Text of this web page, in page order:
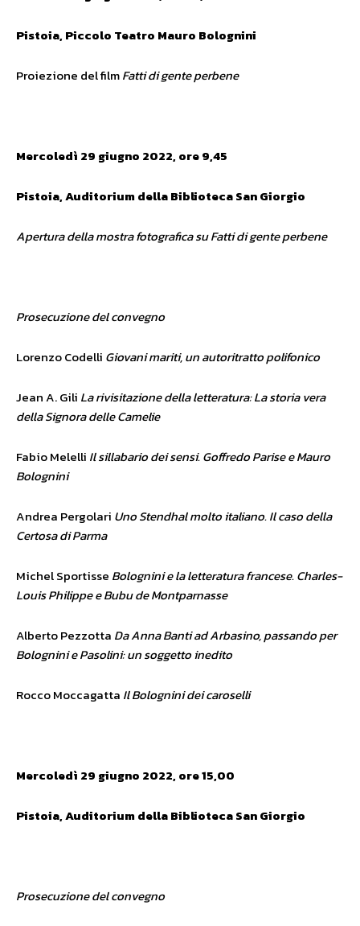
Pistoia, Piccolo Teatro Mauro Bolognini
Proiezione del filmFatti di gente perbene
Mercoledì 29 giugno 2022, ore 9,45
Pistoia, Auditorium della Biblioteca San Giorgio
Apertura della mostra fotografica su Fatti di gente perbene
Prosecuzione del convegno
Lorenzo Codelli Giovani mariti, un autoritratto polifonico
Jean A. Gili La rivisitazione della letteratura: La storia vera
della Signora delle Camelie
Fabio Melelli Il sillabario dei sensi. Goffredo Parise e Mauro
Bolognini
Andrea Pergolari Uno Stendhal molto italiano. Il caso della
Certosa di Parma
Michel Sportisse Bolognini e la letteratura francese. Charles-
Louis Philippe e Bubu de Montparnasse
Alberto Pezzotta Da Anna Banti ad Arbasino, passando per
Bolognini e Pasolini: un soggetto inedito
Rocco Moccagatta Il Bolognini dei caroselli
Mercoledì 29 giugno 2022, ore 15,00
Pistoia, Auditorium della Biblioteca San Giorgio
Prosecuzione del convegno